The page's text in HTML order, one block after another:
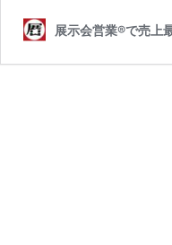
展示会営業®で売上